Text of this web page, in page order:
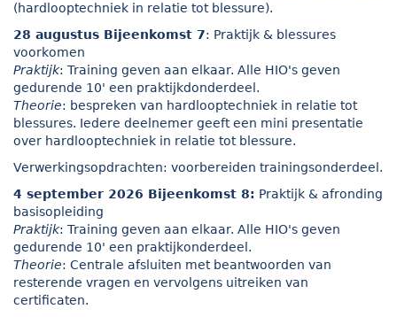
(hardlooptechniek in relatie tot blessure).
28 augustus Bijeenkomst 7: Praktijk & blessures
voorkomen
Praktijk: Training geven aan elkaar. Alle HIO's geven
gedurende 10' een praktijkdonderdeel.
Theorie: bespreken van hardlooptechniek in relatie tot
blessures. Iedere deelnemer geeft een mini presentatie
over hardlooptechniek in relatie tot blessure.
Verwerkingsopdrachten: voorbereiden trainingsonderdeel.
4 september 2026 Bijeenkomst 8: Praktijk & afronding
basisopleiding
Praktijk: Training geven aan elkaar. Alle HIO's geven
gedurende 10' een praktijkonderdeel.
Theorie: Centrale afsluiten met beantwoorden van
resterende vragen en vervolgens uitreiken van
certificaten.